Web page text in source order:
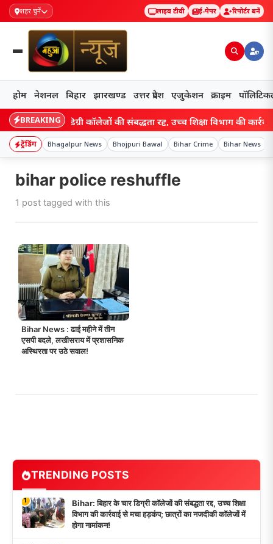
शहर चुनें लाइव टीवी ई-पेपर रिपोर्टर बनें
होम नेशनल बिहार झारखण्ड उत्तर प्रदेश एजुकेशन क्राइम
BREAKING
बिहार के चार डिग्री कॉलेजों की संबद्धता रद्द, उच्च शिक्षा विभाग की
ट्रेंडिंग Bhagalpur News Bhojpuri Bawal Bihar Crime Bihar News
bihar police reshuffle
1 post tagged with this
Bihar News : ढाई महीने में तीन
एसपी बदले, लखीसराय में प्रशासनिक
अस्थिरता पर उठे सवाल!
TRENDING POSTS
1
Bihar: बिहार के चार डिग्री कॉलेजों की संबद्धता रद्द, उच्च शिक्षा
विभाग की कार्रवाई से मचा हड़कंप; छात्रों का नजदीकी कॉलेजों में
होगा नामांकन!